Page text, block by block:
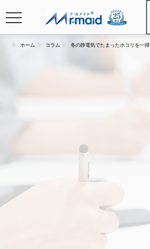
navigation
ホーム コラム 冬の静電気でたまったホコリを一掃